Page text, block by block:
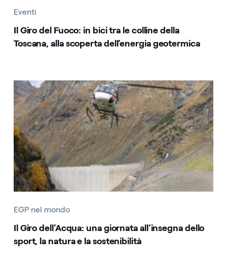
Eventi
Il Giro del Fuoco: in bici tra le colline della
Toscana, alla scoperta dell’energia geotermica
EGP nel mondo
Il Giro dell’Acqua: una giornata all’insegna dello
sport, la natura e la sostenibilità